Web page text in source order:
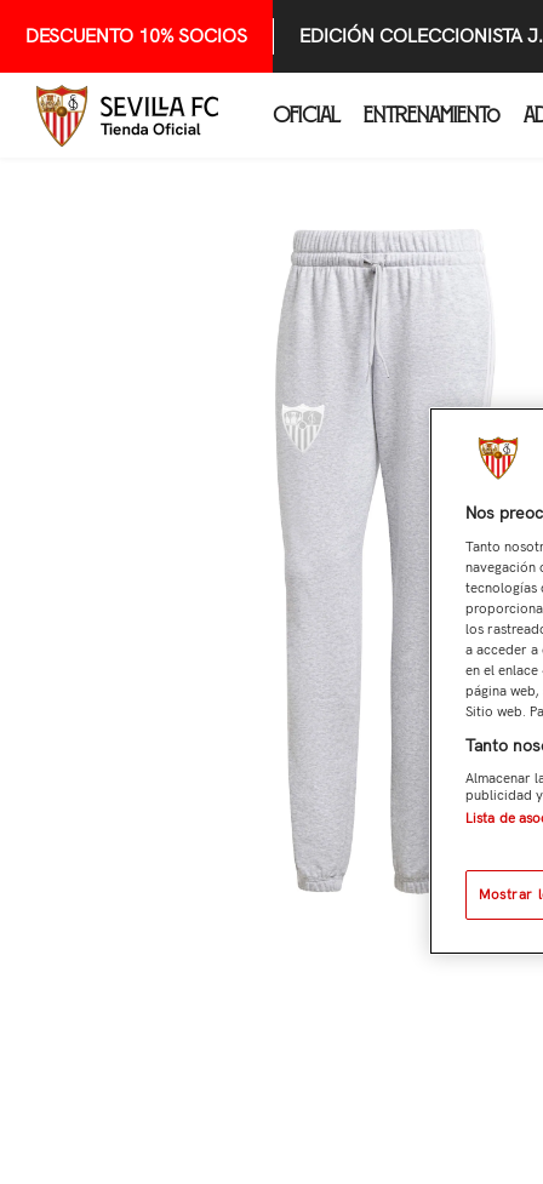
DESCUENTO 10% SOCIOS EDICIÓN COLECCIONISTA
OFICIAL ENTRENAMIENTO
Nos
Tanto
navegación
tecnologías
los
a acceder a
en el
página
Sitio web.
Tanto
Almacenar
publicidad
Lista de
Mostrar